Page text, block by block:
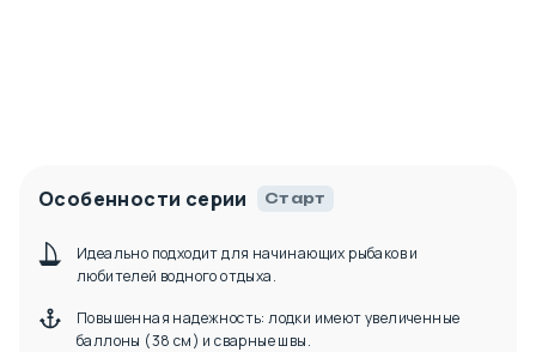
Особенности серии Старт
Идеально подходит для начинающих рыбаков и
любителей водного отдыха.
Повышенная надежность: лодки имеют увеличенные
баллоны (38 см) и сварные швы.